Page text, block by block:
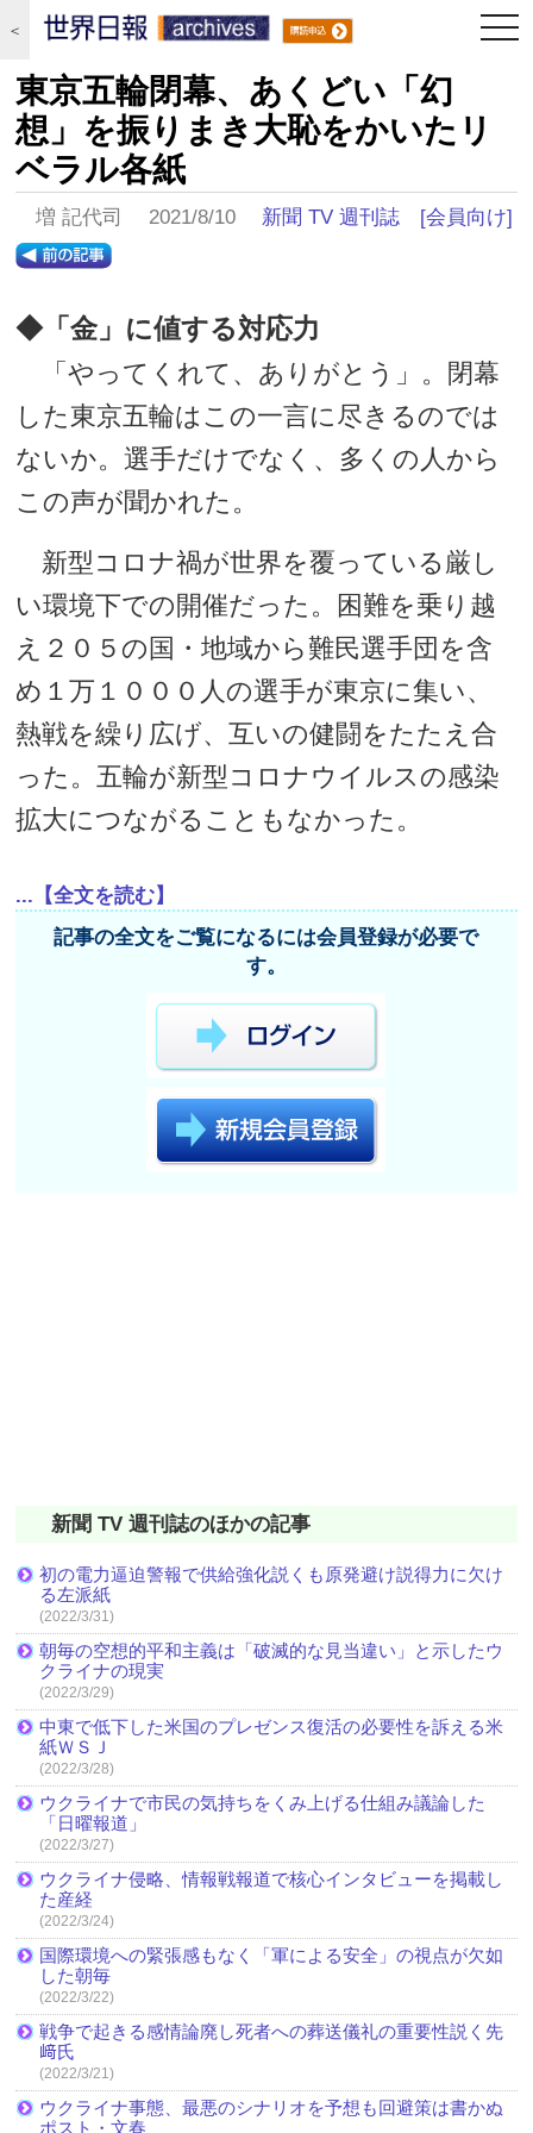
＜
東京五輪閉幕、あくどい「幻
想」を振りまき大恥をかいたリ
ベラル各紙
増 記代司 2021/8/10 新聞 TV 週刊誌 [会員向け]
◆「金」に値する対応力
「やってくれて、ありがとう」。閉幕
した東京五輪はこの一言に尽きるのでは
ないか。選手だけでなく、多くの人から
この声が聞かれた。
新型コロナ禍が世界を覆っている厳し
い環境下での開催だった。困難を乗り越
え２０５の国・地域から難民選手団を含
め１万１０００人の選手が東京に集い、
熱戦を繰り広げ、互いの健闘をたたえ合
った。五輪が新型コロナウイルスの感染
拡大につながることもなかった。
...【全文を読む】
記事の全文をご覧になるには会員登録が必要で
す。
新聞 TV 週刊誌のほかの記事
初の電力逼迫警報で供給強化説くも原発避け説得力に欠け
る左派紙
(2022/3/31)
朝毎の空想的平和主義は「破滅的な見当違い」と示したウ
クライナの現実
(2022/3/29)
中東で低下した米国のプレゼンス復活の必要性を訴える米
紙ＷＳＪ
(2022/3/28)
ウクライナで市民の気持ちをくみ上げる仕組み議論した
「日曜報道」
(2022/3/27)
ウクライナ侵略、情報戦報道で核心インタビューを掲載し
た産経
(2022/3/24)
国際環境への緊張感もなく「軍による安全」の視点が欠如
した朝毎
(2022/3/22)
戦争で起きる感情論廃し死者への葬送儀礼の重要性説く先
﨑氏
(2022/3/21)
ウクライナ事態、最悪のシナリオを予想も回避策は書かぬ
ポスト・文春